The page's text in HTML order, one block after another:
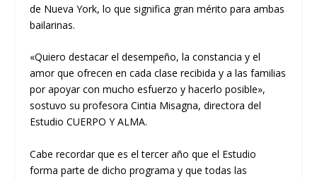
de Nueva York, lo que significa gran mérito para ambas
bailarinas.
«Quiero destacar el desempeño, la constancia y el
amor que ofrecen en cada clase recibida y a las familias
por apoyar con mucho esfuerzo y hacerlo posible»,
sostuvo su profesora Cintia Misagna, directora del
Estudio CUERPO Y ALMA.
Cabe recordar que es el tercer año que el Estudio
forma parte de dicho programa y que todas las